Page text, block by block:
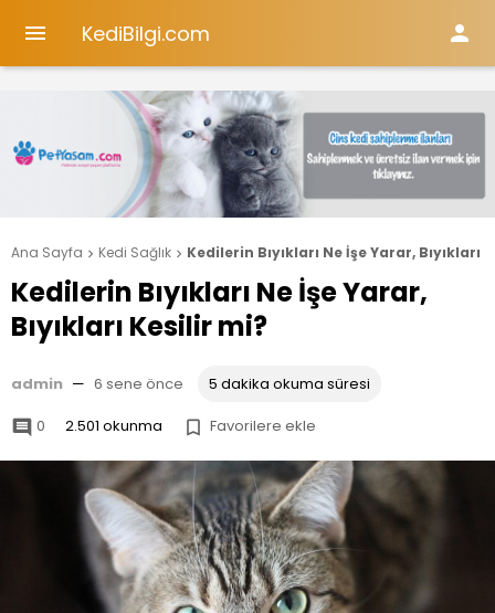
 KediBilgi.com 
Ana Sayfa  Kedi Sağlık  Kedilerin Bıyıkları Ne İşe Yarar, Bıyıkları
Kedilerin Bıyıkları Ne İşe Yarar,
Bıyıkları Kesilir mi?
admin — 6 sene önce 5 dakika okuma süresi
 0 2.501 okunma  Favorilere ekle